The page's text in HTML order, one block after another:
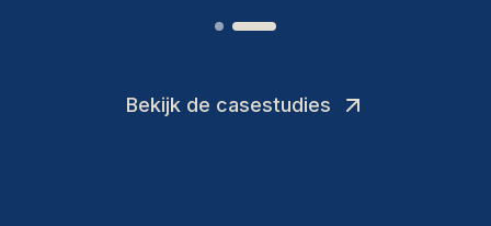
Bekijk de casestudies